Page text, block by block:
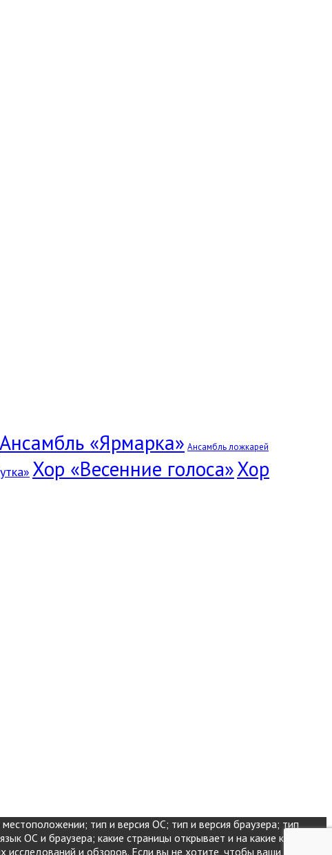
Ансамбль «Ярмарка» Ансамбль ложкарей
Хор «Весенние голоса»Хор
тип и версия ОС; тип и версия браузера; тип
ОС и браузера; какие страницы открывает и на какие кнопки
исследований и обзоров. Если вы не хотите, чтобы ваши данные